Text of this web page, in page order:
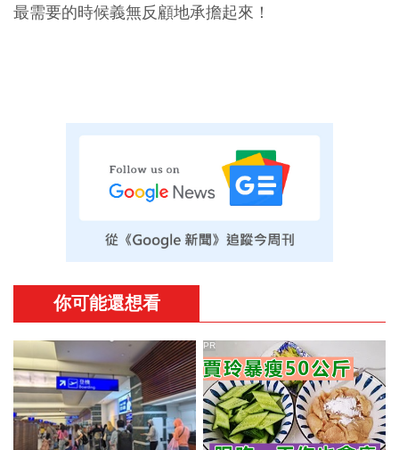
最需要的時候義無反顧地承擔起來！